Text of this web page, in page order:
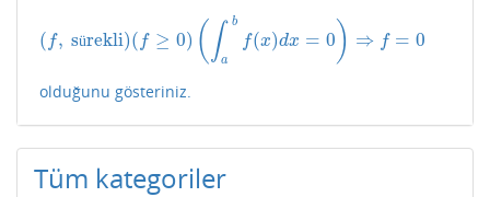
( f, sürekli)( f ≥ 0) ( ∫ b
a
f(x)dx = 0 ) ⇒ f = 0
(f,sürekli)( f≥ 0)( bf(x)dx=0)⇒ f= 0
olduğunu gösteriniz.
Tüm kategoriler